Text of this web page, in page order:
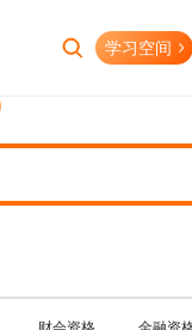
初
考试
学习空间